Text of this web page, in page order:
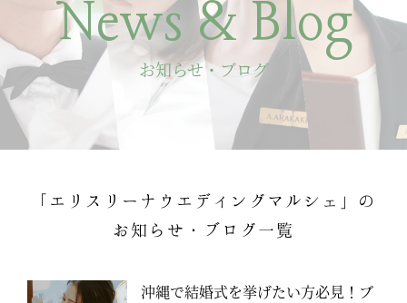
News & Blog
お知らせ・ブログ
「エリスリーナウエディングマルシェ」の
お知らせ・ブログ一覧
沖縄で結婚式を挙げたい方必見！ブ